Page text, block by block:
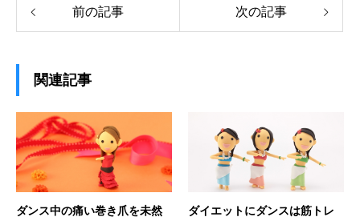
前の記事 次の記事
関連記事
ダンス中の痛い巻き爪を未然 ダイエットにダンスは筋トレ